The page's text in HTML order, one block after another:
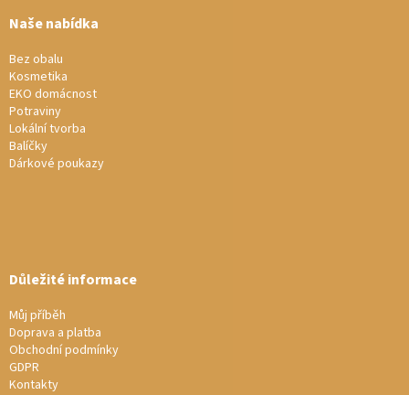
Naše nabídka
Bez obalu
Kosmetika
EKO domácnost
Potraviny
Lokální tvorba
Balíčky
Dárkové poukazy
Důležité informace
Můj příběh
Doprava a platba
Obchodní podmínky
GDPR
Kontakty